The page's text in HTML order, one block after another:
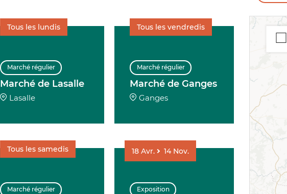
Marché régulier
Marché de Lasalle
Lasalle
Tous les lundis
Marché régulier
Marché de Ganges
Ganges
Tous les vendredis
Marché régulier
Tous les samedis
Exposition
18 Avr. 14 Nov.